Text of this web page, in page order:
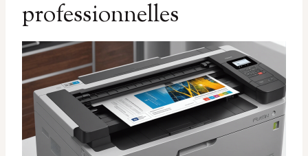
professionnelles